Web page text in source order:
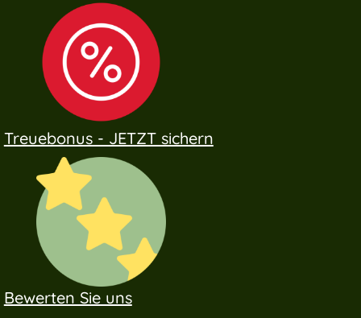
Treuebonus - JETZT sichern
Bewerten Sie uns